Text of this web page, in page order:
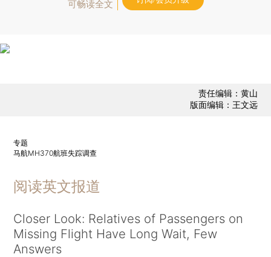
可畅读全文
责任编辑：黄山
版面编辑：王文远
专题
马航MH370航班失踪调查
阅读英文报道
Closer Look: Relatives of Passengers on
Missing Flight Have Long Wait, Few
Answers